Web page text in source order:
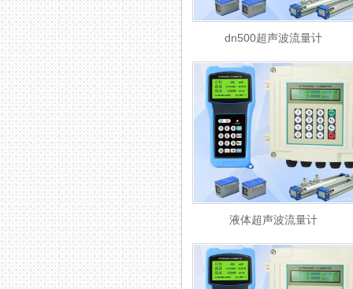
dn500超声波流量计
液体超声波流量计